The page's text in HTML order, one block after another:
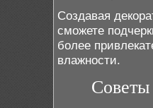
Создавая
сможете
более
влажности.
Советы